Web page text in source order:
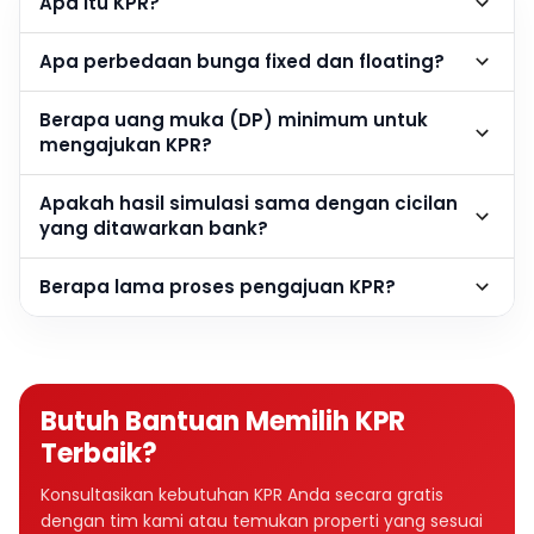
Apa perbedaan bunga fixed dan floating?
Berapa uang muka (DP) minimum untuk
mengajukan KPR?
Apakah hasil simulasi sama dengan cicilan
yang ditawarkan bank?
Berapa lama proses pengajuan KPR?
Butuh Bantuan Memilih KPR
Terbaik?
Konsultasikan kebutuhan KPR Anda secara gratis
dengan tim kami atau temukan properti yang sesuai